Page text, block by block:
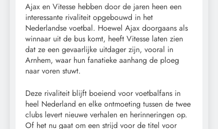
Ajax en Vitesse hebben door de jaren heen een
interessante rivaliteit opgebouwd in het
Nederlandse voetbal. Hoewel Ajax doorgaans als
winnaar uit de bus komt, heeft Vitesse laten zien
dat ze een gevaarlijke uitdager zijn, vooral in
Arnhem, waar hun fanatieke aanhang de ploeg
naar voren stuwt.
Deze rivaliteit blijft boeiend voor voetbalfans in
heel Nederland en elke ontmoeting tussen de twee
clubs levert nieuwe verhalen en herinneringen op.
Of het nu gaat om een strijd voor de titel voor